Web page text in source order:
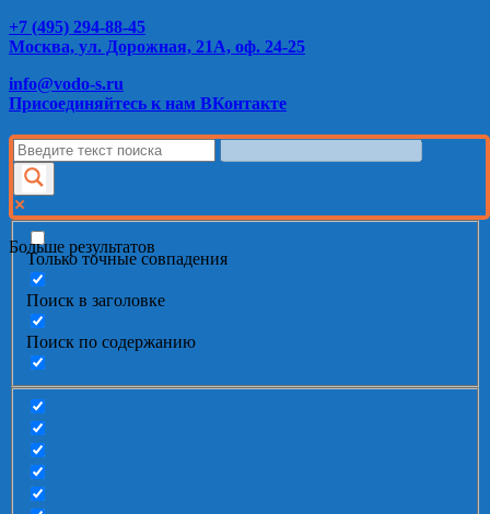
+7 (495) 294-88-45
Москва, ул. Дорожная, 21А, оф. 24-25
info@vodo-s.ru
Присоединяйтесь к нам ВКонтакте
Больше результатов
Только точные совпадения
Поиск в заголовке
Поиск по содержанию